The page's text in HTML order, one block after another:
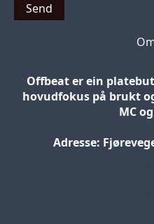
Send
Offbeat er ein
hovudfokus på brukt
MC
Adresse: